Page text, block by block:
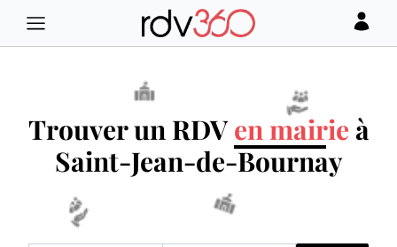
Trouver un RDVen mairie à
Saint-Jean-de-Bournay